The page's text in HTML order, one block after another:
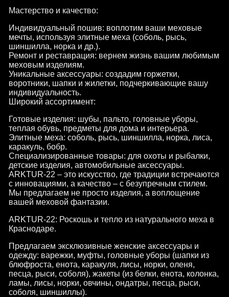
Мастерство и качество:
Индивидуальный пошив: воплотим ваши меховые
мечты, используя элитные меха (соболь, рысь,
шиншилла, норка и др.).
Ремонт и реставрация: вернем жизнь вашим любимым
меховым изделиям.
Уникальные аксессуары: создадим горжетки,
воротники, шапки и жилетки, подчеркивающие вашу
индивидуальность.
Широкий ассортимент:
Готовые изделия: шубы, пальто, головные уборы,
теплая обувь, предметы для дома и интерьера.
Элитные меха: соболь, рысь, шиншилла, норка, лиса,
каракуль, бобр.
Специализированные товары: для охоты и рыбалки,
детские изделия, автомобильные аксессуары.
ARKTUR-22 – это искусство, где традиции встречаются
с инновациями, а качество – с безупречным стилем.
Мы предлагаем не просто изделия, а воплощение
вашей меховой фантазии.
ARKTUR-22: Роскошь и тепло из натурального меха в
Краснодаре.
Предлагаем эксклюзивные женские аксессуары и
одежду: варежки, муфты, головные уборы (шапки из
блюфроста, енота, каракуля, лисы, норки, оленя,
песца, рыси, соболя), жакеты (из белки, енота, колонка,
ламы, лисы, норки, овчины, ондатры, песца, рыси,
соболя, шиншиллы).